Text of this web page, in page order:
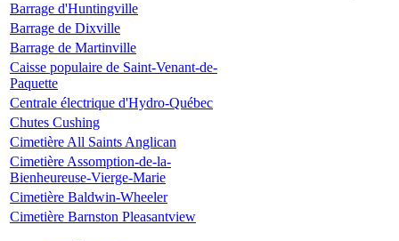
Barrage d'Huntingville
Barrage de Dixville
Barrage de Martinville
Caisse populaire de Saint-Venant-de-
Paquette
Centrale électrique d'Hydro-Québec
Chutes Cushing
Cimetière All Saints Anglican
Cimetière Assomption-de-la-
Bienheureuse-Vierge-Marie
Cimetière Baldwin-Wheeler
Cimetière Barnston Pleasantview